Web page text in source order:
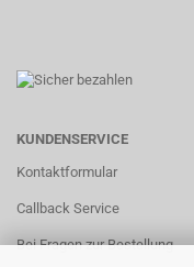
KUNDENSERVICE
Kontaktformular
Callback Service
Bei Fragen zur Bestellung